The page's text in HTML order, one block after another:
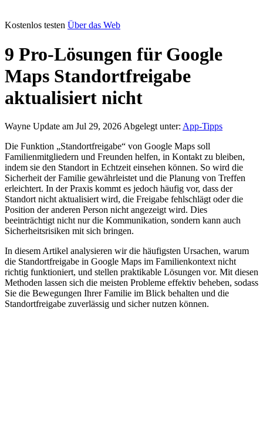
Kostenlos testen Über das Web
9 Pro-Lösungen für Google
Maps Standortfreigabe
aktualisiert nicht
Wayne Update am Jul 29, 2026 Abgelegt unter: App-Tipps
Die Funktion „Standortfreigabe“ von Google Maps soll
Familienmitgliedern und Freunden helfen, in Kontakt zu bleiben,
indem sie den Standort in Echtzeit einsehen können. So wird die
Sicherheit der Familie gewährleistet und die Planung von Treffen
erleichtert. In der Praxis kommt es jedoch häufig vor, dass der
Standort nicht aktualisiert wird, die Freigabe fehlschlägt oder die
Position der anderen Person nicht angezeigt wird. Dies
beeinträchtigt nicht nur die Kommunikation, sondern kann auch
Sicherheitsrisiken mit sich bringen.
In diesem Artikel analysieren wir die häufigsten Ursachen, warum
die Standortfreigabe in Google Maps im Familienkontext nicht
richtig funktioniert, und stellen praktikable Lösungen vor. Mit diesen
Methoden lassen sich die meisten Probleme effektiv beheben, sodass
Sie die Bewegungen Ihrer Familie im Blick behalten und die
Standortfreigabe zuverlässig und sicher nutzen können.